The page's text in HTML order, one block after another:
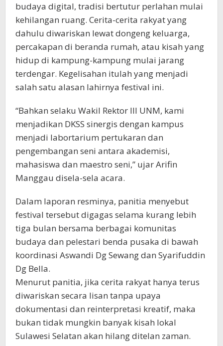
budaya digital, tradisi bertutur perlahan mulai
kehilangan ruang. Cerita-cerita rakyat yang
dahulu diwariskan lewat dongeng keluarga,
percakapan di beranda rumah, atau kisah yang
hidup di kampung-kampung mulai jarang
terdengar. Kegelisahan itulah yang menjadi
salah satu alasan lahirnya festival ini.
“Bahkan selaku Wakil Rektor III UNM, kami
menjadikan DKSS sinergis dengan kampus
menjadi labortarium pertukaran dan
pengembangan seni antara akademisi,
mahasiswa dan maestro seni,” ujar Arifin
Manggau disela-sela acara.
Dalam laporan resminya, panitia menyebut
festival tersebut digagas selama kurang lebih
tiga bulan bersama berbagai komunitas
budaya dan pelestari benda pusaka di bawah
koordinasi Aswandi Dg Sewang dan Syarifuddin
Dg Bella.
Menurut panitia, jika cerita rakyat hanya terus
diwariskan secara lisan tanpa upaya
dokumentasi dan reinterpretasi kreatif, maka
bukan tidak mungkin banyak kisah lokal
Sulawesi Selatan akan hilang ditelan zaman.